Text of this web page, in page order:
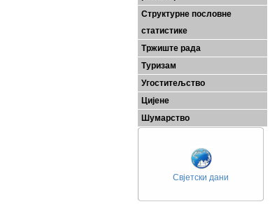
Структурне пословне
статистике
Тржиште рада
Туризам
Угоститељство
Цијене
Шумарство
Свјетски дани